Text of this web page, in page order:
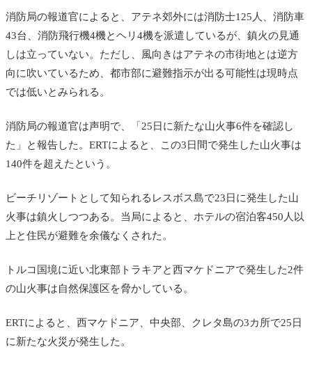
消防局の報道官によると、アテネ郊外には消防士125人、消防車
43台、消防飛行機4機とヘリ4機を派遣しているが、鎮火の見通
しは立っていない。ただし、風向きはアテネの市街地とは逆方
向に吹いているため、都市部に避難指示が出る可能性は現時点
では低いとみられる。
消防局の報道官は声明で、「25日に新たな山火事6件を確認し
た」と報告した。 ERTによると、この3日間で発生した山火事は
140件を超えたという。
ビーチリゾートとして知られるレスボス島で23日に発生した山
火事は鎮火しつつある。当局によると、ホテルの宿泊客450人以
上と住民が避難を余儀なくされた。
トルコ国境に近い北東部トラキアと西マケドニアで発生した2件
の山火事は自然保護区を脅かしている。
ERTによると、西マケドニア、中央部、クレタ島の3カ所で25日
に新たな火災が発生した。